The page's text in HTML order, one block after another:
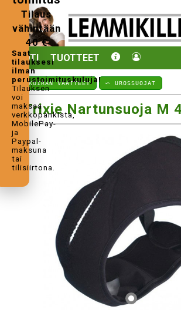
KOTI TUOTTEET
Tilaus
vähintään
40 €
Saat
tilauksesi
ilman
perustoimituskuluja!
Tilauksen
voi
maksaa
verkkopankista,
MobilePay-
ja
Paypal-
maksuna
tai
tilisiirtona.
⤺ KOIRAN VAATTEET ⤺ UROSSUOJAT
Trixie Nartunsuoja M